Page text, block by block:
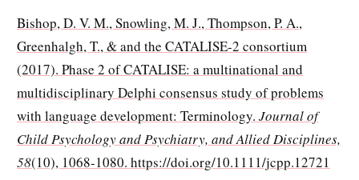
Bishop, D. V. M., Snowling, M. J., Thompson, P. A.,
Greenhalgh, T., & and the CATALISE-2 consortium
(2017). Phase 2 of CATALISE: a multinational and
multidisciplinary Delphi consensus study of problems
with language development: Terminology. Journal of
Child Psychology and Psychiatry, and Allied Disciplines,
58(10), 1068-1080. https://doi.org/10.1111/jcpp.12721